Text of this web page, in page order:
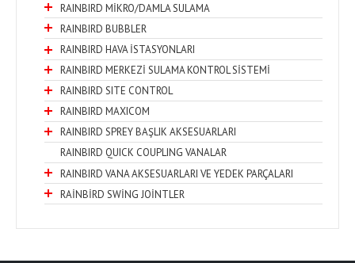
RAINBIRD MİKRO/DAMLA SULAMA
RAINBIRD BUBBLER
RAINBIRD HAVA İSTASYONLARI
RAINBIRD MERKEZİ SULAMA KONTROL SİSTEMİ
RAINBIRD SITE CONTROL
RAINBIRD MAXICOM
RAINBIRD SPREY BAŞLIK AKSESUARLARI
RAINBIRD QUICK COUPLING VANALAR
RAINBIRD VANA AKSESUARLARI VE YEDEK PARÇALARI
RAİNBİRD SWİNG JOİNTLER